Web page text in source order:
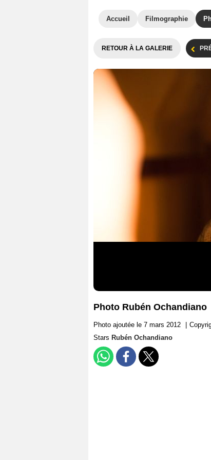
Accueil Filmographie
RETOUR À LA GALERIE
Photo Rubén Ochandiano
Photo ajoutée le 7 mars 2012
Stars Rubén Ochandiano